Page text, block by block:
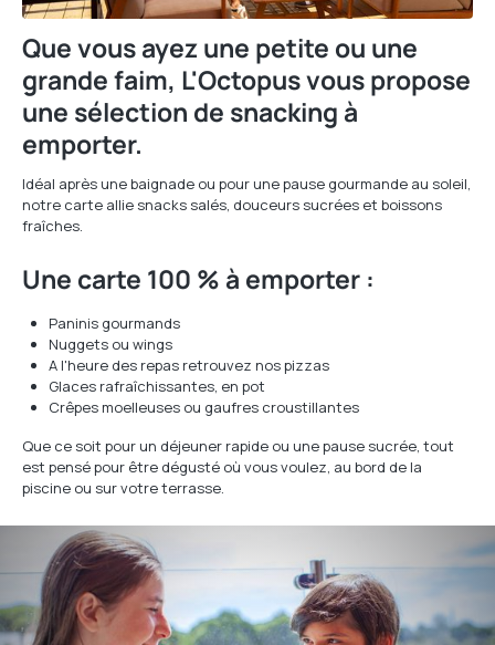
Que vous ayez une petite ou une
grande faim, L'Octopus vous propose
une sélection de snacking à
emporter.
Idéal après une baignade ou pour une pause gourmande au soleil,
notre carte allie snacks salés, douceurs sucrées et boissons
fraîches.
Une carte 100 % à emporter :
Paninis gourmands
Nuggets ou wings
A l'heure des repas retrouvez nos pizzas
Glaces rafraîchissantes, en pot
Crêpes moelleuses ou gaufres croustillantes
Que ce soit pour un déjeuner rapide ou une pause sucrée, tout
est pensé pour être dégusté où vous voulez, au bord de la
piscine ou sur votre terrasse.